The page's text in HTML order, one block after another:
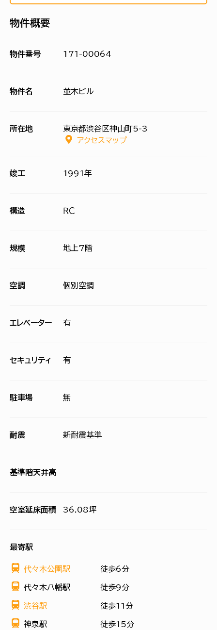
物件概要
物件番号 171-00064
物件名 並木ビル
所在地
東京都渋谷区神山町5-3
アクセスマップ
竣工 1991年
構造 ＲＣ
規模 地上7階
空調 個別空調
エレベーター 有
セキュリティ 有
駐車場 無
耐震 新耐震基準
基準階天井高
空室延床面積 36.08坪
最寄駅
代々木公園駅 徒歩6分
代々木八幡駅 徒歩9分
渋谷駅 徒歩11分
神泉駅 徒歩15分